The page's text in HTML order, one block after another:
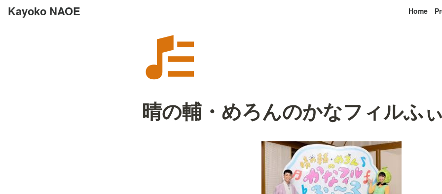
Kayoko NAOE Home
晴の輔・めろんのかなフィルふ